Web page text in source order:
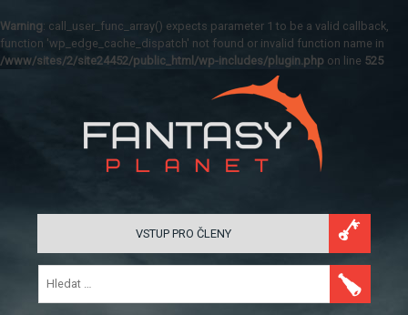
Warning: call_user_func_array() expects parameter 1 to be a valid callback,
function 'wp_edge_cache_dispatch' not found or invalid function name in
/www/sites/2/site24452/public_html/wp-includes/plugin.php on line 525
VSTUP PRO ČLENY